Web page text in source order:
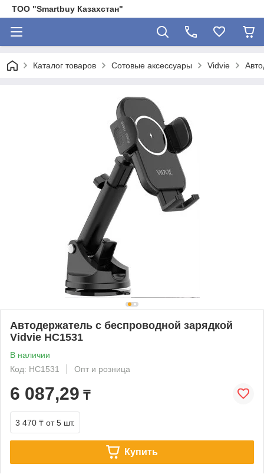
ТОО "Smartbuy Казахстан"
Каталог товаров Сотовые аксессуары Vidvie
Автодержатель с беспроводной зарядкой
Vidvie HC1531
В наличии
Код: HC1531
Опт и розница
6 087,29 ₸
3 470 ₸ от 5 шт.
Купить